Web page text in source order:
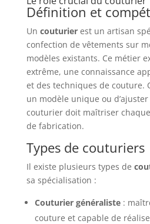
Définition et
Un couturierest un artisan
confection de vêtements sur
modèles existants. Ce métier
extrême, une connaissance
et des techniques de couture.
un modèle unique ou
couturier doit maîtriser
de fabrication.
Types de couturiers
Il existe plusieurs types de
sa spécialisation :
Couturier généraliste:
couture et capable de